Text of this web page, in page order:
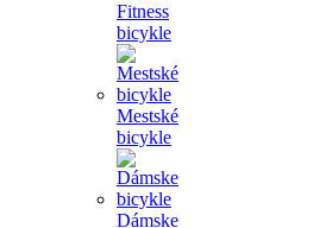
Fitness
bicykle
Mestské
bicykle
Dámske